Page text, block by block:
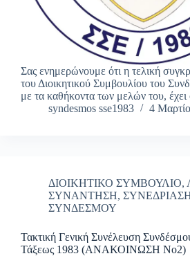
Σας ενημερώνουμε ότι η τελική
του Διοικητικού Συμβουλίου του
με τα καθήκοντα των μελών του,
syndesmos sse1983
4
ΔΙΟΙΚΗΤΙΚΟ ΣΥΜΒΟΥΛΙΟ,
ΣΥΝΑΝΤΗΣΗ,
ΣΥΝΔΕΣΜΟΥ
Τακτική Γενική Συνέλευση
Τάξεως 1983 (ΑΝΑΚΟΙΝΩΣΗ Νο2)